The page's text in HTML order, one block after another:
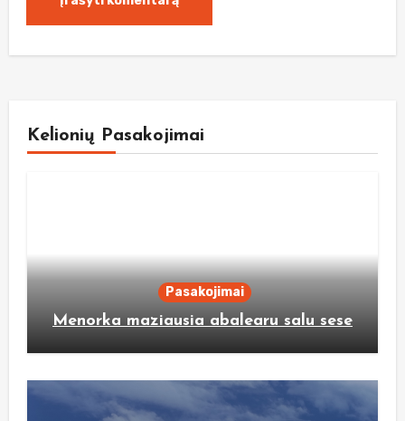
Kelionių Pasakojimai
Pasakojimai
Menorka maziausia abalearu salu sese